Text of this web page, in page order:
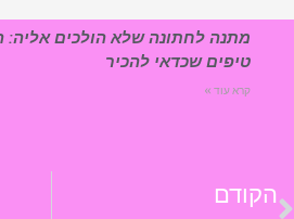
מתנה לחתונה שלא הולכים אליה: הינה
טיפים שכדאי להכיר
קרא עוד »